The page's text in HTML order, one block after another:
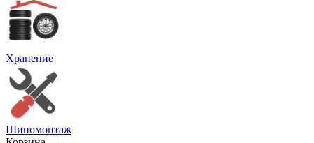
Хранение
Шиномонтаж